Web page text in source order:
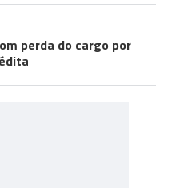
perda do cargo por